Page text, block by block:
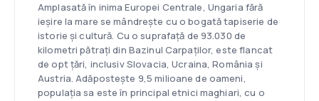
Amplasată în inima Europei Centrale, Ungaria fără
ieșire la mare se mândrește cu o bogată tapiserie de
istorie și cultură. Cu o suprafață de 93.030 de
kilometri pătrați din Bazinul Carpaților, este flancat
de opt țări, inclusiv Slovacia, Ucraina, România și
Austria. Adăpostește 9,5 milioane de oameni,
populația sa este în principal etnici maghiari, cu o